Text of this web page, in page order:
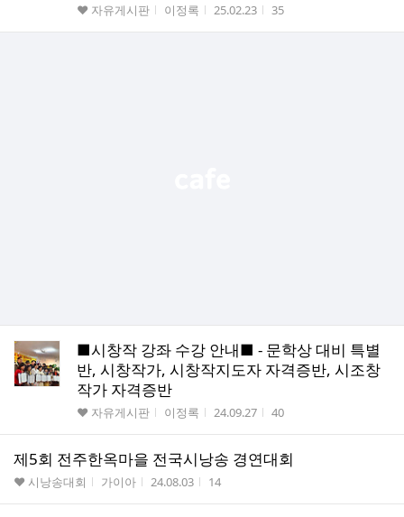
게시판명
♥ 자유게시판 작성자
이정록 작성시간
25.02.23 조회수
35
■시창작 강좌 수강 안내■ - 문학상 대비 특별
반, 시창작가, 시창작지도자 자격증반, 시조창
작가 자격증반
게시판명
♥ 자유게시판 작성자
이정록 작성시간
24.09.27 조회수
40
제5회 전주한옥마을 전국시낭송 경연대회
게시판명
♥ 시낭송대회 작성자
가이아 작성시간
24.08.03 조회수
14